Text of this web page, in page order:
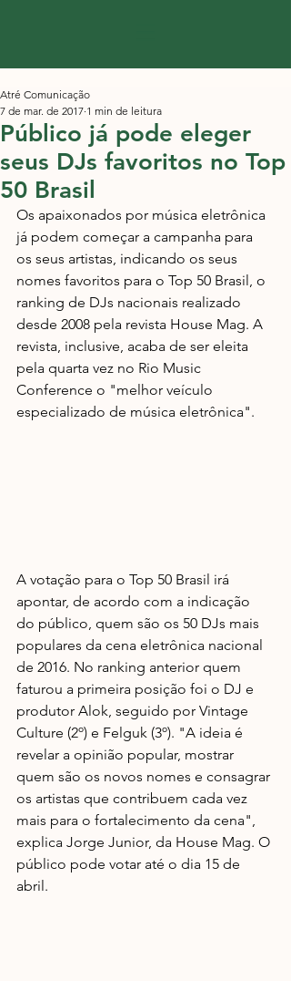
Público já pode eleger
seus DJs favoritos no Top
50 Brasil
Atré Comunicação
7 de mar. de 2017 1 min de leitura
Os apaixonados por música eletrônica
já podem começar a campanha para
os seus artistas, indicando os seus
nomes favoritos para o Top 50 Brasil, o
ranking de DJs nacionais realizado
desde 2008 pela revista House Mag. A
revista, inclusive, acaba de ser eleita
pela quarta vez no Rio Music
Conference o "melhor veículo
especializado de música eletrônica".
A votação para o Top 50 Brasil irá
apontar, de acordo com a indicação
do público, quem são os 50 DJs mais
populares da cena eletrônica nacional
de 2016. No ranking anterior quem
faturou a primeira posição foi o DJ e
produtor Alok, seguido por Vintage
Culture (2º) e Felguk (3º). "A ideia é
revelar a opinião popular, mostrar
quem são os novos nomes e consagrar
os artistas que contribuem cada vez
mais para o fortalecimento da cena",
explica Jorge Junior, da House Mag. O
público pode votar até o dia 15 de
abril.